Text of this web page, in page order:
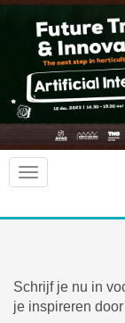
Schrijf je nu in
je inspireren